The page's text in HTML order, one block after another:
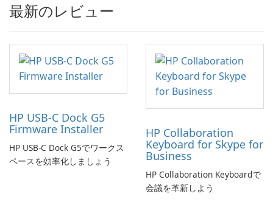
最新のレビュー
HP USB-C Dock G5
Firmware Installer
HP USB-C Dock G5でワークス
ペースを効率化しましょう
HP Collaboration
Keyboard for Skype for
Business
HP Collaboration Keyboardで
会議を革新しよう